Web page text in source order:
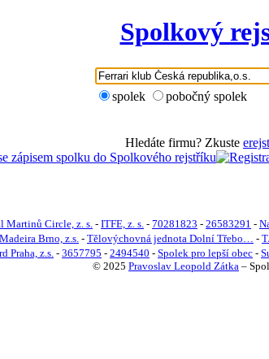
Spolkový
spolek pobočný spolek
Hledáte firmu? Zkuste
Martinů Circle, z. s. - ITFE, z. s. - 70281823 - 26583291 -
Brno, z.s.- Tělovýchovná jednota Dolní Třebo… -
Praha, z.s. - 3657795 - 2494540 - Spolek pro lepší obec -
© 2025 Pravoslav Leopold Zátka –